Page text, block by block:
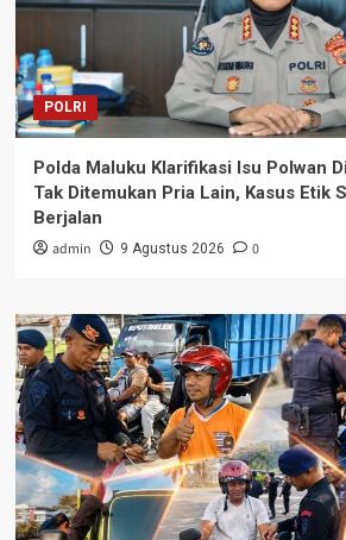
POLRI
Polda Maluku Klarifikasi Isu Polwan
Tak Ditemukan Pria Lain, Kasus Etik
Berjalan
admin 9 Agustus 2026 0